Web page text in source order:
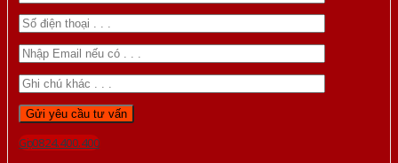
Gọi 0824.400.400